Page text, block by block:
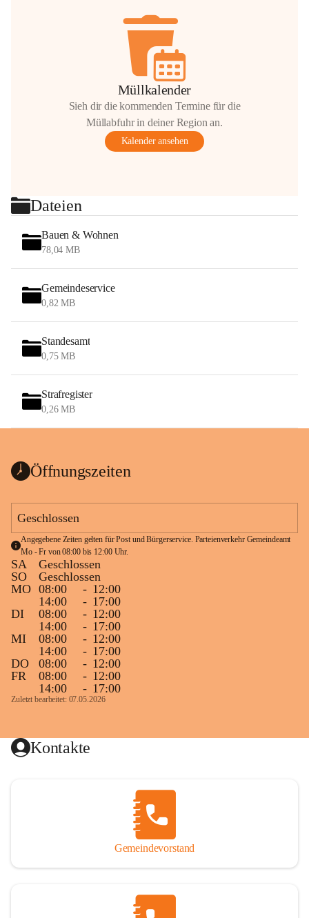
Müllkalender
Sieh dir die kommenden Termine für die
Müllabfuhr in deiner Region an.
Kalender ansehen
Dateien
Bauen & Wohnen
78,04 MB
Gemeindeservice
0,82 MB
Standesamt
0,75 MB
Strafregister
0,26 MB
Öffnungszeiten
Geschlossen
Angegebene Zeiten gelten für Post und Bürgerservice. Parteienverkehr Gemeindeamt
Mo - Fr von 08:00 bis 12:00 Uhr.
SA
Geschlossen
SO
Geschlossen
MO 08:00 - 12:00
14:00
- 17:00
DI
08:00 - 12:00
14:00
- 17:00
MI
08:00 - 12:00
14:00
- 17:00
DO
08:00 - 12:00
FR
08:00 - 12:00
14:00
- 17:00
Zuletzt bearbeitet: 07.05.2026
Kontakte
Gemeindevorstand